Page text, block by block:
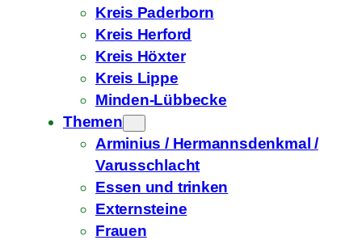
Kreis Paderborn
Kreis Herford
Kreis Höxter
Kreis Lippe
Minden-Lübbecke
Themen
Arminius / Hermannsdenkmal /
Varusschlacht
Essen und trinken
Externsteine
Frauen